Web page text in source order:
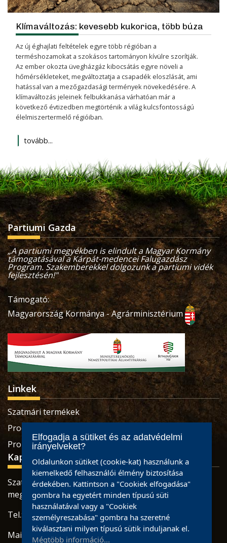
Klímaváltozás: kevesebb kukorica, több búza
Az új éghajlati feltételek egyre több régióban a
terméshozamokat a szokásos tartományon kívülre szorítják.
Az ember okozta üvegházgáz kibocsátás egyre növeli a
hőmérsékleteket, megváltoztatja a csapadék eloszlását, ami
hatással van a mezőgazdasági termények növekedésére. A
klímaváltozás jeleinek felbukkanása várhatóan már a
következő évtizedben megtörténik a világ kulcsfontosságú
élelmiszertermelő régióiban.
tovább...
Partiumi Gazda
„A partiumi megyékben is elindult a Magyar Kormány
támogatásával a Kárpát-medencei Falugazdász
Program. Szakemberekkel dolgozunk a partiumi vidék
fejlesztésén!"
Támogató:
Magyarország Kormánya - Agrárminisztérium
Linkek
Szatmári termékek
Produse sătmărene
Pro Economica Alapítvány
Kapcsolat
Szatmárnémeti, Retezatului utca, 32 szám, Szatmár
megye
Tel.: 0784465887 / 0733926673
Mail:
office@partiumigazda.ro
Elfogadja a sütiket és az adatvédelmi
irányelveket?
Oldalunkon sütiket (cookie-kat) használunk a
kiemelkedő felhasználói élmény biztosítása
érdekében. Kattintson a "Cookiek elfogadása"
gombra ha egyetért minden típusú süti
használatával vagy a "Cookiek
személyreszabása" gombra ha szeretné
kiválasztani milyen típusú sütik induljanak el.
Mégtöbb információ...